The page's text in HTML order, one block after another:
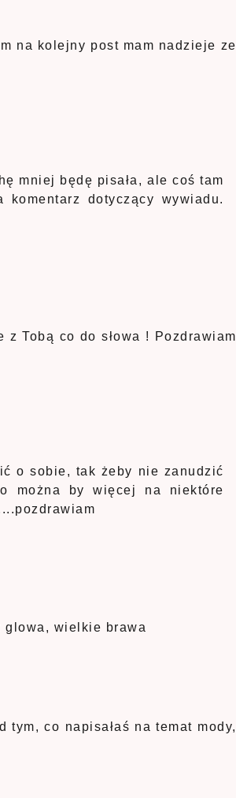
na kolejny post mam nadzieje ze
mniej będę pisała, ale coś tam
dotyczący wywiadu.
Tobą co do słowa ! Pozdrawiam
o sobie, tak żeby nie zanudzić
można by więcej na niektóre
glowa, wielkie brawa
co napisałaś na temat mody,